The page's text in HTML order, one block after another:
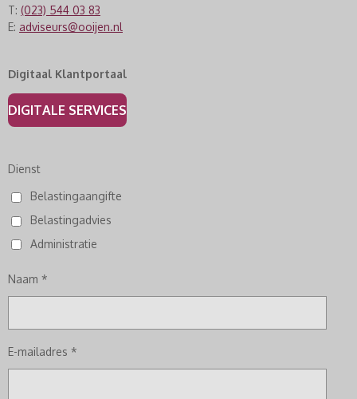
T: (023) 544 03 83
E: adviseurs@ooijen.nl
Digitaal Klantportaal
DIGITALE SERVICES
Dienst
Belastingaangifte
Belastingadvies
Administratie
Naam *
E-mailadres *